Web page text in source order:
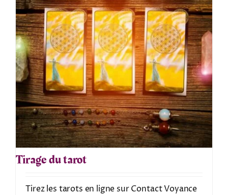
Tirage du tarot
Tirez les tarots en ligne sur Contact Voyance